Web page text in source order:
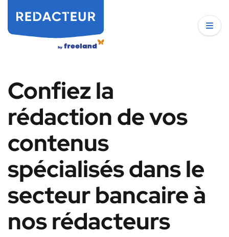
Confiez la
rédaction de vos
contenus
spécialisés dans le
secteur bancaire à
nos rédacteurs